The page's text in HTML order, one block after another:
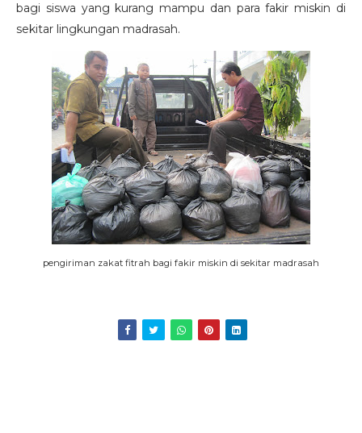
bagi siswa yang kurang mampu dan para fakir miskin di
sekitar lingkungan madrasah.
pengiriman zakat fitrah bagi fakir miskin di sekitar madrasah